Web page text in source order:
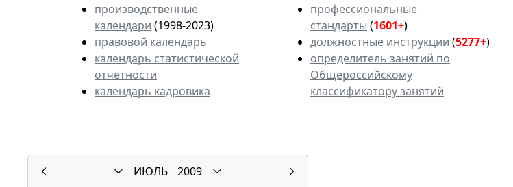
производственные
календари (1998-2023)
правовой календарь
календарь статистической
отчетности
календарь кадровика
профессиональные
стандарты (1601+)
должностные инструкции (5277+)
определитель занятий по
Общероссийскому
классификатору занятий
ИЮЛЬ
2009